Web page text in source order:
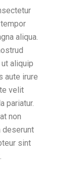
aliqua.
aliquip
aute irure
velit
pariatur.
non
deserunt
sint